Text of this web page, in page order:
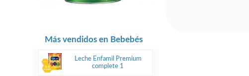
Más vendidos en Bebebés
Leche Enfamil Premium
complete 1